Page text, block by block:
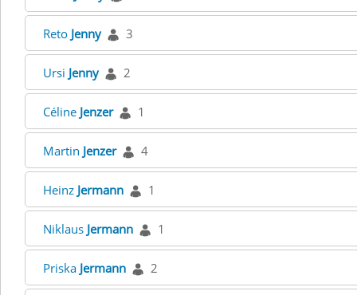
Reto Jenny 3
Ursi Jenny 2
Céline Jenzer 1
Martin Jenzer 4
Heinz Jermann 1
Niklaus Jermann 1
Priska Jermann 2